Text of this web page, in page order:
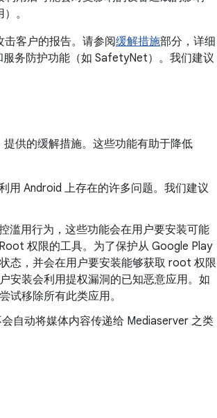
。
客户的报告。请参阅缓解措施部分，详细
服务防护功能（如 SafetyNet）。我们建议
供的缓解措施。这些功能有助于降低
用 Android 上存在的许多问题。我们建议
滥用行为，这些功能会在用户要安装可能
权限的工具。为了保护从 Google Play
态，并会在用户要安装能够获取 root 权限
安装会利用提权漏洞的已知恶意应用。如
试移除所有此类应用。
自动将媒体内容传递给 Mediaserver 之类